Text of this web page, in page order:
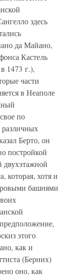
здесь
да Майано,
Кастель
1473 г.),
части
в Неаполе
по
различных
Берто, он
постройкой
двухэтажной
которая, хотя и
башнями
этого
как и
(Берних)
оно, как